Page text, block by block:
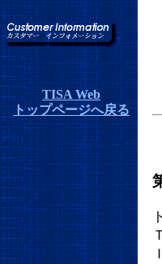
TISA Web
トップページへ戻る